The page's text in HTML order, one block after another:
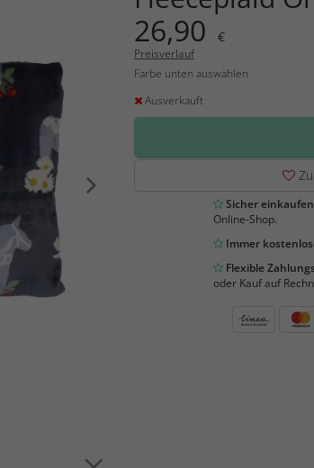
26,90 €
Preisverlauf
Farbe unten auswählen
Ausverkauft
Sicher einkaufen
Online-Shop.
Immer
Flexible
oder Kauf auf